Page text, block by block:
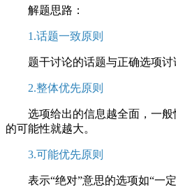
解题思路：
1.话题一致原则
题干讨论的话题与正确选项讨
2.整体优先原则
选项给出的信息越全面，一
的可能性就越大。
3.可能优先原则
表示“绝对”意思的选项如“一